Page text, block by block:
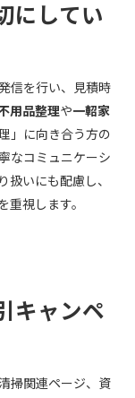
にしてい
信を行い、見積時
用品整理や一軺家
」に向き合う方の
なコミュニケーシ
扱いにも配慮し、
視します。
キャンペ
掃関連ページ、資